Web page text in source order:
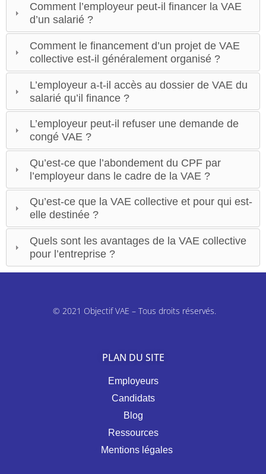
Comment l’employeur peut-il financer la VAE
d’un salarié ?
Comment le financement d’un projet de VAE
collective est-il généralement organisé ?
L’employeur a-t-il accès au dossier de VAE du
salarié qu’il finance ?
L’employeur peut-il refuser une demande de
congé VAE ?
Qu’est-ce que l’abondement du CPF par
l’employeur dans le cadre de la VAE ?
Qu’est-ce que la VAE collective et pour qui est-
elle destinée ?
Quels sont les avantages de la VAE collective
pour l’entreprise ?
© 2021 Objectif VAE – Tous droits réservés.
PLAN DU SITE
Employeurs
Candidats
Blog
Ressources
Mentions légales